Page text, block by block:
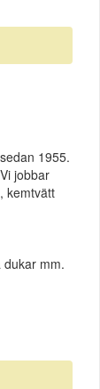
1955.
jobbar
kemtvätt
mm.